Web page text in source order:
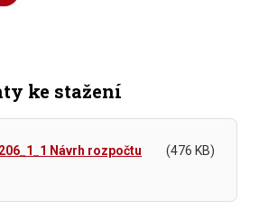
ke stažení
Návrh rozpočtu
(476 KB)